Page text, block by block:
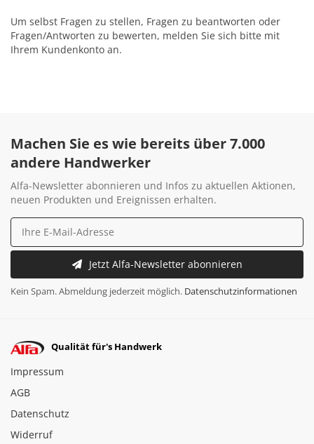
Um selbst Fragen zu stellen, Fragen zu beantworten oder
Fragen/Antworten zu bewerten, melden Sie sich bitte mit
Ihrem Kundenkonto an.
Machen Sie es wie bereits über 7.000
andere Handwerker
Alfa-Newsletter abonnieren und Infos zu aktuellen Aktionen,
neuen Produkten und Ereignissen erhalten.
Jetzt Alfa-Newsletter abonnieren
Kein Spam. Abmeldung jederzeit möglich. Datenschutzinformationen
Qualität für's Handwerk
Impressum
AGB
Datenschutz
Widerruf